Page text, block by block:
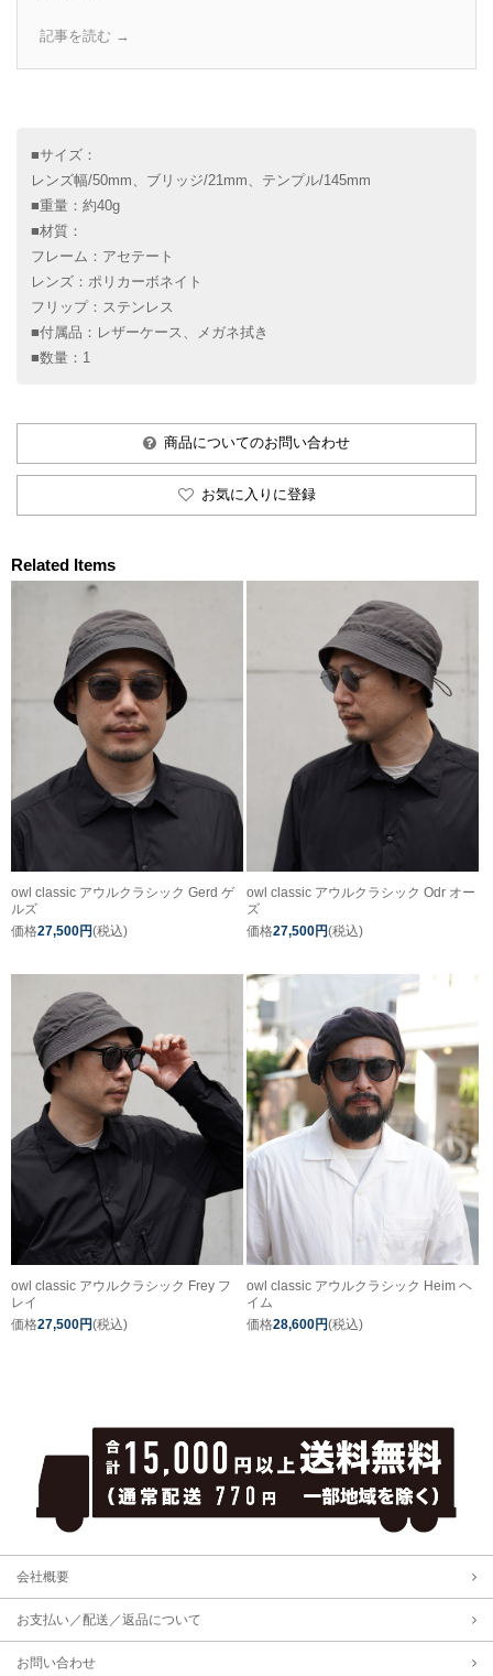
記事を読む →
■サイズ：
レンズ幅/50mm、ブリッジ/21mm、テンプル/145mm
■重量：約40g
■材質：
フレーム：アセテート
レンズ：ポリカーボネイト
フリップ：ステンレス
■付属品：レザーケース、メガネ拭き
■数量：1
商品についてのお問い合わせ
お気に入りに登録
Related Items
owl classic アウルクラシック Gerd ゲ
ルズ
価格27,500円(税込)
owl classic アウルクラシック Odr オー
ズ
価格27,500円(税込)
owl classic アウルクラシック Frey フ
レイ
価格27,500円(税込)
owl classic アウルクラシック Heim ヘ
イム
価格28,600円(税込)
会社概要
お支払い／配送／返品について
お問い合わせ